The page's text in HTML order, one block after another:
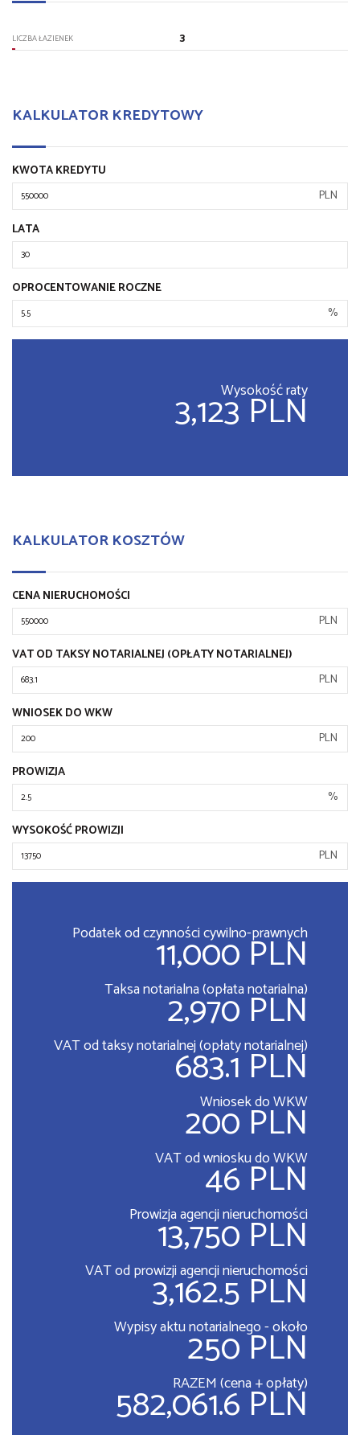
LICZBA ŁAZIENEK 3
KALKULATOR KREDYTOWY
KWOTA KREDYTU
PLN
LATA
OPROCENTOWANIE ROCZNE
%
Wysokość raty
3,123 PLN
KALKULATOR KOSZTÓW
CENA NIERUCHOMOŚCI
PLN
VAT OD TAKSY NOTARIALNEJ (OPŁATY NOTARIALNEJ)
PLN
WNIOSEK DO WKW
PLN
PROWIZJA
%
WYSOKOŚĆ PROWIZJI
PLN
Podatek od czynności cywilno-prawnych
11,000 PLN
Taksa notarialna (opłata notarialna)
2,970 PLN
VAT od taksy notarialnej (opłaty notarialnej)
683.1 PLN
Wniosek do WKW
200 PLN
VAT od wniosku do WKW
46 PLN
Prowizja agencji nieruchomości
13,750 PLN
VAT od prowizji agencji nieruchomości
3,162.5 PLN
Wypisy aktu notarialnego - około
250 PLN
RAZEM (cena + opłaty)
582,061.6 PLN